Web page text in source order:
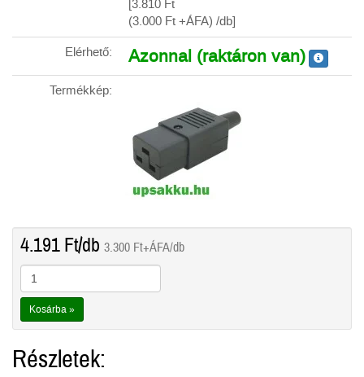
[3.810 Ft
(3.000 Ft +ÁFA) /db]
Elérhető:
Azonnal (raktáron van)
Termékkép:
4.191Ft/db 3.300 Ft+ÁFA/db
Kosárba »
Részletek: